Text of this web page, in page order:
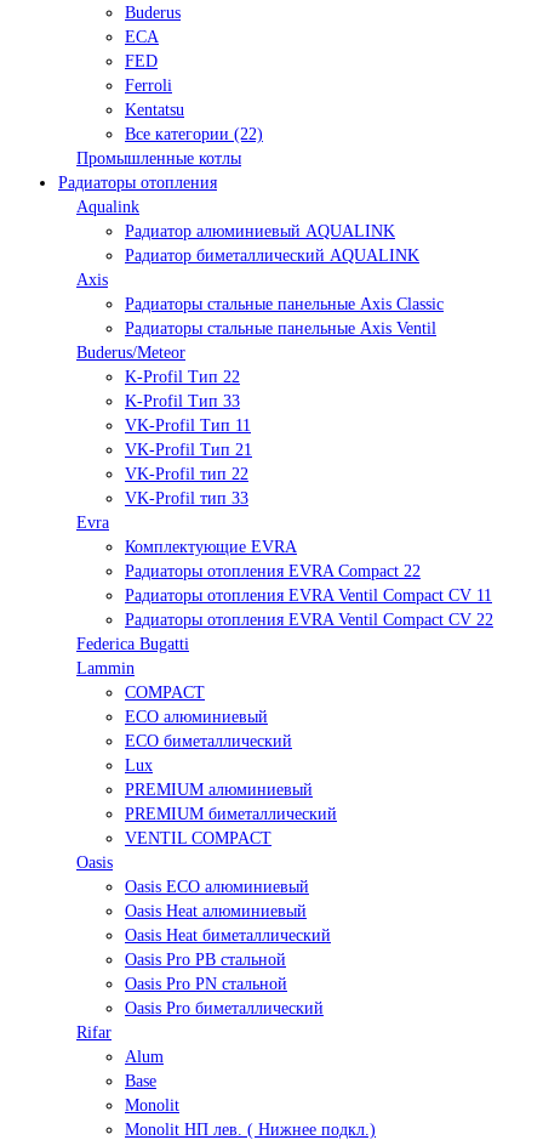
Buderus
ECA
FED
Ferroli
Kentatsu
Все категории (22)
Промышленные котлы
Радиаторы отопления
Aqualink
Радиатор алюминиевый AQUALINK
Радиатор биметаллический AQUALINK
Axis
Радиаторы стальные панельные Axis Classic
Радиаторы стальные панельные Axis Ventil
Buderus/Meteor
K-Profil Тип 22
K-Profil Тип 33
VK-Profil Тип 11
VK-Profil Тип 21
VK-Profil тип 22
VK-Profil тип 33
Evra
Комплектующие EVRA
Радиаторы отопления EVRA Compact 22
Радиаторы отопления EVRA Ventil Compact CV 11
Радиаторы отопления EVRA Ventil Compact CV 22
Federica Bugatti
Lammin
COMPACT
ECO алюминиевый
ECO биметаллический
Lux
PREMIUM алюминиевый
PREMIUM биметаллический
VENTIL COMPACT
Oasis
Oasis ECO алюминиевый
Oasis Heat алюминиевый
Oasis Heat биметаллический
Oasis Pro PB стальной
Oasis Pro PN стальной
Oasis Pro биметаллический
Rifar
Alum
Base
Monolit
Monolit НП лев. ( Нижнее подкл.)